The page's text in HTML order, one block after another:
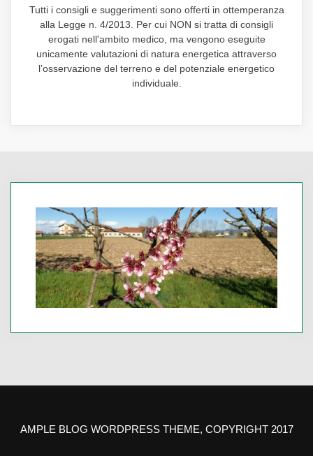
Tutti i consigli e suggerimenti sono offerti in ottemperanza
alla Legge n. 4/2013. Per cui NON si tratta di consigli
erogati nell'ambito medico, ma vengono eseguite
unicamente valutazioni di natura energetica attraverso
l’osservazione del terreno e del potenziale energetico
individuale.
AMPLE BLOG WORDPRESS THEME, COPYRIGHT 2017